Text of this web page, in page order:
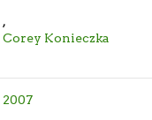
,
Corey Konieczka
2007